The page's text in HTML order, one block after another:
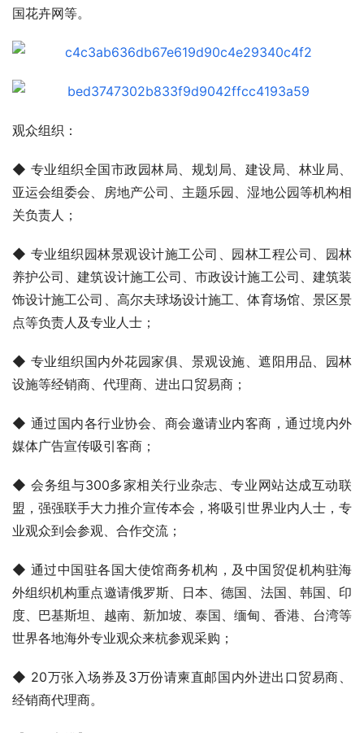
国花卉网等。
观众组织：
◆ 专业组织全国市政园林局、规划局、建设局、林业局、
亚运会组委会、房地产公司、主题乐园、湿地公园等机构相
关负责人；
◆ 专业组织园林景观设计施工公司、园林工程公司、园林
养护公司、建筑设计施工公司、市政设计施工公司、建筑装
饰设计施工公司、高尔夫球场设计施工、体育场馆、景区景
点等负责人及专业人士；
◆ 专业组织国内外花园家俱、景观设施、遮阳用品、园林
设施等经销商、代理商、进出口贸易商；
◆ 通过国内各行业协会、商会邀请业内客商，通过境内外
媒体广告宣传吸引客商；
◆ 会务组与300多家相关行业杂志、专业网站达成互动联
盟，强强联手大力推介宣传本会，将吸引世界业内人士，专
业观众到会参观、合作交流；
◆ 通过中国驻各国大使馆商务机构，及中国贸促机构驻海
外组织机构重点邀请俄罗斯、日本、德国、法国、韩国、印
度、巴基斯坦、越南、新加坡、泰国、缅甸、香港、台湾等
世界各地海外专业观众来杭参观采购；
◆ 20万张入场券及3万份请柬直邮国内外进出口贸易商、
经销商代理商。